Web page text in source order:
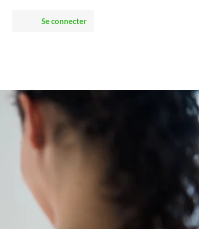
Se connecter